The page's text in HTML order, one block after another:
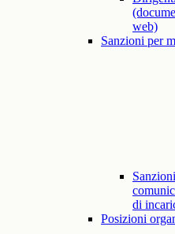
web)
Sanzioni per
di
Posizioni